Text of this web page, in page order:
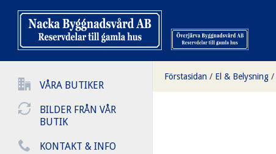
VÅRA BUTIKER
BILDER FRÅN VÅR
BUTIK
KONTAKT & INFO
Förstasidan / El & Belysning /